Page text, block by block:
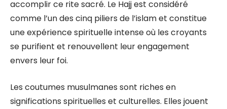
accomplir ce rite sacré. Le Hajj est considéré
comme l’un des cinq piliers de l’islam et constitue
une expérience spirituelle intense où les croyants
se purifient et renouvellent leur engagement
envers leur foi.
Les coutumes musulmanes sont riches en
significations spirituelles et culturelles. Elles jouent